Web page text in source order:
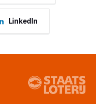
LinkedIn